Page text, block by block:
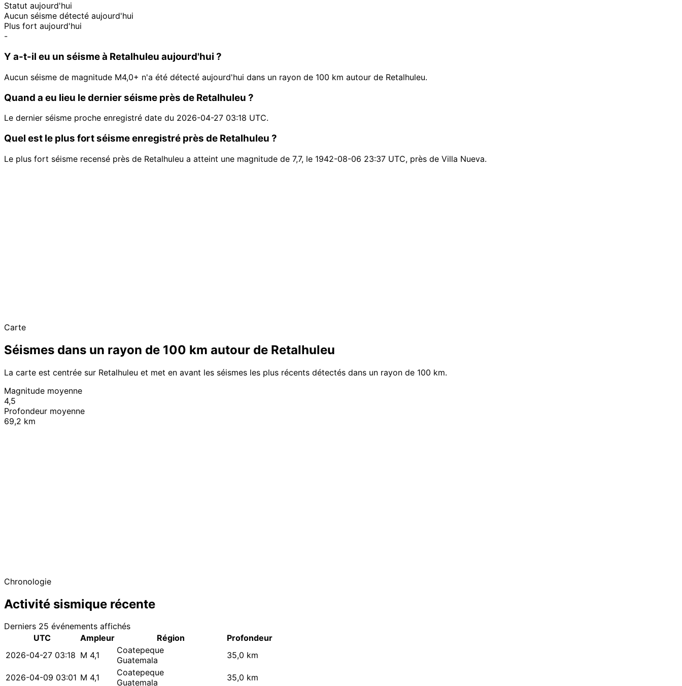
Statut aujourd'hui
Aucun séisme détecté aujourd'hui
Plus fort aujourd'hui
-
Y a-t-il eu un séisme à Retalhuleu aujourd'hui ?
Aucun séisme de magnitude M4,0+ n'a été détecté aujourd'hui dans un rayon de 100 km autour de Retalhuleu.
Quand a eu lieu le dernier séisme près de Retalhuleu ?
Le dernier séisme proche enregistré date du 2026-04-27 03:18 UTC.
Quel est le plus fort séisme enregistré près de Retalhuleu ?
Le plus fort séisme recensé près de Retalhuleu a atteint une magnitude de 7,7, le 1942-08-06 23:37 UTC, près de Villa Nueva.
Carte
Séismes dans un rayon de 100 km autour de Retalhuleu
La carte est centrée sur Retalhuleu et met en avant les séismes les plus récents détectés dans un rayon de 100 km.
Magnitude moyenne
4,5
Profondeur moyenne
69,2 km
Chronologie
Activité sismique récente
Derniers 25 événements affichés
UTC
Ampleur Région
Profondeur
2026-04-27 03:18 M 4,1
Coatepeque
Guatemala
35,0 km
2026-04-09 03:01 M 4,1
Coatepeque
Guatemala
35,0 km